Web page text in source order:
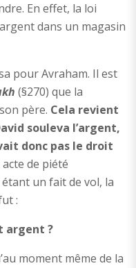
En effet, la loi
dans un magasin
pour Avraham. Il est
(§270) que la
père. Cela revient
souleva l’argent,
donc pas le droit
acte de piété
un fait de vol, la
:
argent ?
moment même de la